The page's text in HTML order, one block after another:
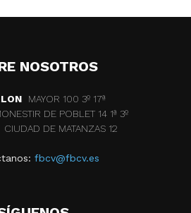
NOSOTROS
MAYOR 100 3º 17ª
DE POBLET 14 1ª 3º
CIUDAD DE MATANZAS 12
fbcv@fbcv.es